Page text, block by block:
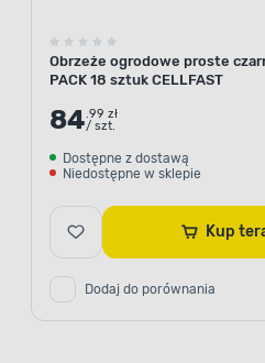
Obrzeże ogrodowe proste
PACK 18 sztuk CELLFAST
84.99 zł
/ szt.
Dostępne z dostawą
Niedostępne w sklepie
Kup
Dodaj do porównania